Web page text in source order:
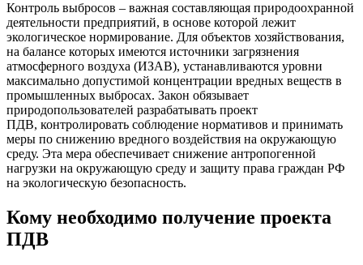
Контроль выбросов – важная составляющая природоохранной
деятельности предприятий, в основе которой лежит
экологическое нормирование. Для объектов хозяйствования,
на балансе которых имеются источники загрязнения
атмосферного воздуха (ИЗАВ), устанавливаются уровни
максимально допустимой концентрации вредных веществ в
промышленных выбросах. Закон обязывает
природопользователей разрабатывать проект
ПДВ, контролировать соблюдение нормативов и принимать
меры по снижению вредного воздействия на окружающую
среду. Эта мера обеспечивает снижение антропогенной
нагрузки на окружающую среду и защиту права граждан РФ
на экологическую безопасность.
Кому необходимо получение проекта
ПДВ